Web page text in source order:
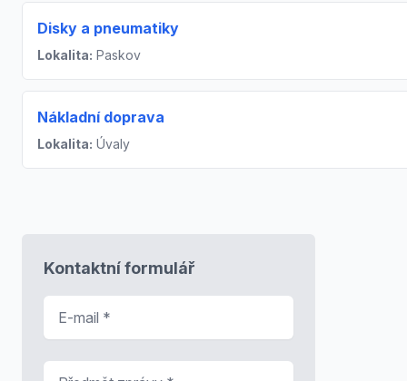
Disky a pneumatiky
Lokalita: Paskov
Nákladní doprava
Lokalita: Úvaly
Kontaktní formulář